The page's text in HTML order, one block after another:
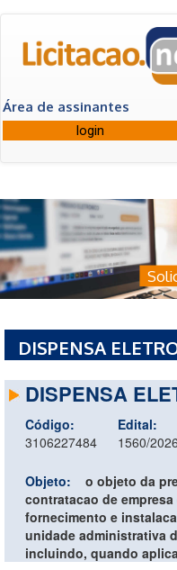
Área de assinantes
DISPENSA
DISPENSA
Código:
3106227484
Edital:
1560/
Objeto:
o objeto da
contratacao de
fornecimento e
unidade administrativa
incluindo, quando